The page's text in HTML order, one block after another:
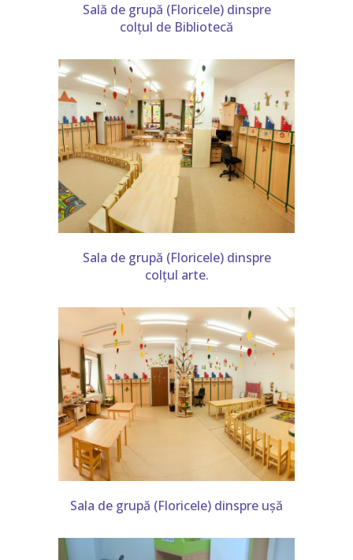
Sală de grupă (Floricele) dinspre
colțul de Bibliotecă
Sala de grupă (Floricele) dinspre
colțul arte.
Sala de grupă (Floricele) dinspre ușă